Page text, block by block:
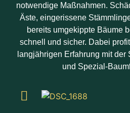
notwendige Maßnahmen.
Äste, eingerissene
bereits umgekippte Bäume
schnell und sicher. Dabei
langjährigen Erfahrung mit der
und Spezial-